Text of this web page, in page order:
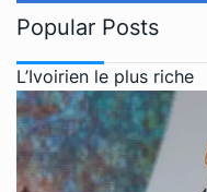
Popular Posts
L’Ivoirien le plus riche